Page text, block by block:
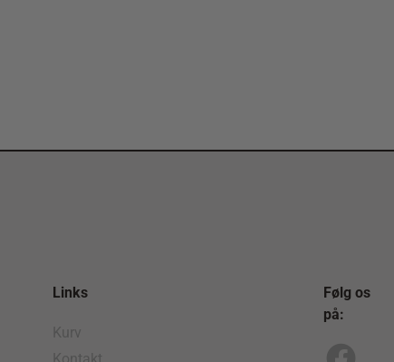
Links
Kurv
Følg os
på: